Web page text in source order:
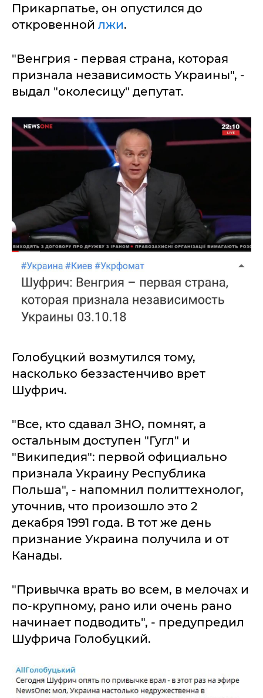
Прикарпатье, он опустился до
откровенной лжи.
"Венгрия - первая страна, которая
признала независимость Украины", -
выдал "околесицу" депутат.
Голобуцкий возмутился тому,
насколько беззастенчиво врет
Шуфрич.
"Все, кто сдавал ЗНО, помнят, а
остальным доступен "Гугл" и
"Википедия": первой официально
признала Украину Республика
Польша", - напомнил политтехнолог,
уточнив, что произошло это 2
декабря 1991 года. В тот же день
признание Украина получила и от
Канады.
"Привычка врать во всем, в мелочах и
по-крупному, рано или очень рано
начинает подводить", - предупредил
Шуфрича Голобуцкий.